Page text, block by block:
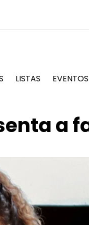
LISTAS EVENTOS
a